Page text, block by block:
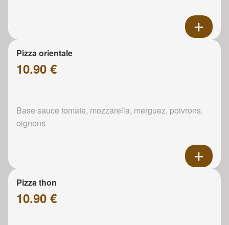
Pizza orientale
10.90 €
Base sauce tomate, mozzarella, merguez, poivrons,
oignons
Pizza thon
10.90 €